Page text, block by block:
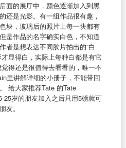
面的展厅中，颜色逐渐加入到黑
还是光影。有一组作品很有趣，
块，玻璃后的照片上每一块都有
是作品的名字确实白色，不知道
者是想表达不同胶片拍出的“白
显得白，实际上每种白都是有它
得还是很值得去看看的，唯一不
里讲解详细的小册子，不能带回
给大家推荐Tate 的Tate
25岁的朋友加入之后只用5磅就可
友。